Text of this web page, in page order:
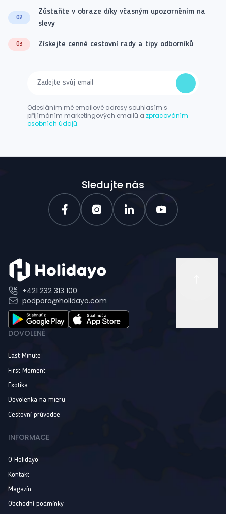
02
Zůstaňte v obraze díky včasným upozorněním na
slevy
03 Získejte cenné cestovní rady a tipy odborníků
Odesláním mé emailové adresy souhlasím s
přijímáním marketingových emailů a zpracováním
osobních údajů.
Sledujte nás
+421 232 313 100
podpora@holidayo.com
DOVOLENÉ
Last Minute
First Moment
Exotika
Dovolenka na mieru
Cestovní průvodce
INFORMACE
O Holidayo
Kontakt
Magazín
Obchodní podmínky